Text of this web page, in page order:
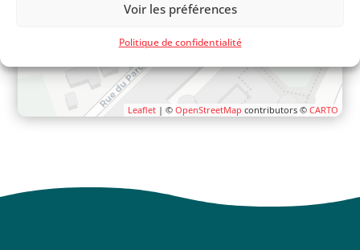
Voir les préférences
Politique de confidentialité
Leaflet| © OpenStreetMap contributors © CARTO